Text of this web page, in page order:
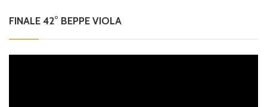
FINALE 42° BEPPE VIOLA